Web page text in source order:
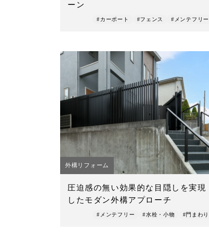
ーン
#カーポート #フェンス #メンテフリー
外構リフォーム
圧迫感の無い効果的な目隠しを実現
したモダン外構アプローチ
#メンテフリー #水栓・小物 #門まわり